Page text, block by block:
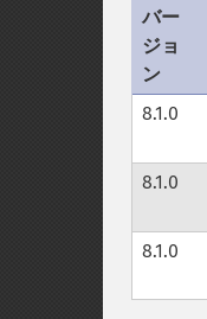
バー
ジョ
ン
8.1.0
8.1.0
8.1.0